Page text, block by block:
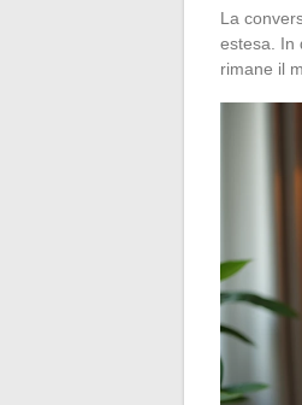
La
estesa. In
rimane il